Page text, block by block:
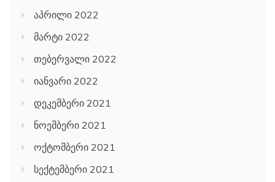
აპრილი 2022
მარტი 2022
თებერვალი 2022
იანვარი 2022
დეკემბერი 2021
ნოემბერი 2021
ოქტომბერი 2021
სექტემბერი 2021